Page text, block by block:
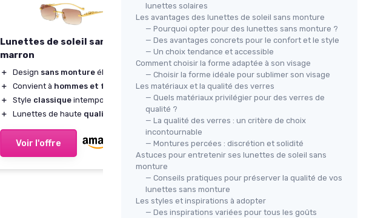
Lunettes de soleil sans monture
marron
＋ Design sans monture élégant
＋
Convient à hommes et femmes
＋
Style classique intemporel
＋
Lunettes de haute qualité
Voir l'offre
LIORA
Lunettes de soleil Isabella
＋ Style minimaliste et
vintage
＋
Designsans monture
＋ ProtectionUV400
＋
Couleur noire
★★★★★
★★★★★ 4,6/5 — 5 avis
lunettes solaires
Les avantages des lunettes de soleil sans monture
— Pourquoi opter pour des lunettes sans monture ?
— Des avantages concrets pour le confort et le style
— Un choix tendance et accessible
Comment choisir la forme adaptée à son visage
— Choisir la forme idéale pour sublimer son visage
Les matériaux et la qualité des verres
— Quels matériaux privilégier pour des verres de
qualité ?
— La qualité des verres : un critère de choix
incontournable
— Montures percées : discrétion et solidité
Astuces pour entretenir ses lunettes de soleil sans
monture
— Conseils pratiques pour préserver la qualité de vos
lunettes sans monture
Les styles et inspirations à adopter
— Des inspirations variées pour tous les goûts